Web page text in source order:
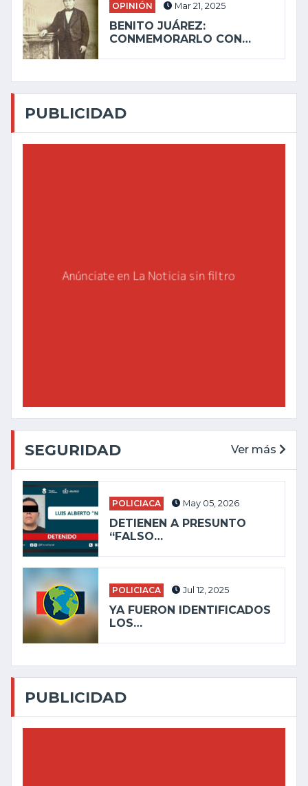
OPINIÓN Mar 21, 2025
BENITO JUÁREZ:
CONMEMORARLO CON…
PUBLICIDAD
SEGURIDAD Ver más
POLICIACA May 05, 2026
DETIENEN A PRESUNTO
“FALSO…
POLICIACA Jul 12, 2025
YA FUERON IDENTIFICADOS
LOS…
PUBLICIDAD